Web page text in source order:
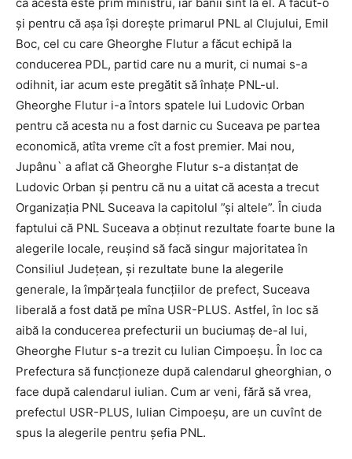
și pentru că așa își dorește primarul PNL al Clujului, Emil
Boc, cel cu care Gheorghe Flutur a făcut echipă la
conducerea PDL, partid care nu a murit, ci numai s-a
odihnit, iar acum este pregătit să înhațe PNL-ul.
Gheorghe Flutur i-a întors spatele lui Ludovic Orban
pentru că acesta nu a fost darnic cu Suceava pe partea
economică, atîta vreme cît a fost premier. Mai nou,
Jupânu` a aflat că Gheorghe Flutur s-a distanțat de
Ludovic Orban și pentru că nu a uitat că acesta a trecut
Organizația PNL Suceava la capitolul ”și altele”. În ciuda
faptului că PNL Suceava a obținut rezultate foarte bune la
alegerile locale, reușind să facă singur majoritatea în
Consiliul Județean, și rezultate bune la alegerile
generale, la împărțeala funcțiilor de prefect, Suceava
liberală a fost dată pe mîna USR-PLUS. Astfel, în loc să
aibă la conducerea prefecturii un buciumaș de-al lui,
Gheorghe Flutur s-a trezit cu Iulian Cimpoeșu. În loc ca
Prefectura să funcționeze după calendarul gheorghian, o
face după calendarul iulian. Cum ar veni, fără să vrea,
prefectul USR-PLUS, Iulian Cimpoeșu, are un cuvînt de
spus la alegerile pentru șefia PNL.